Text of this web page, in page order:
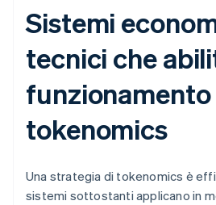
Sistemi
tecnici che
funzionamento
tokenomics
Una strategia di tokenomics è
sistemi sottostanti applicano in